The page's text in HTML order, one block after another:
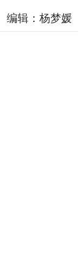
编辑：杨梦媛